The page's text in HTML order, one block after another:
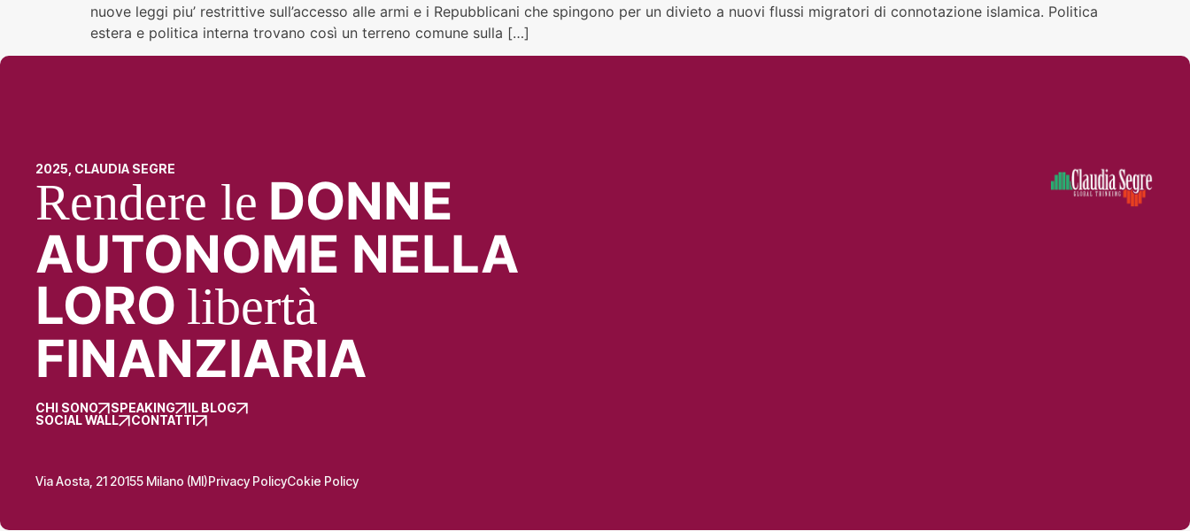
nuove leggi piu’ restrittive sull’accesso alle armi e i Repubblicani che spingono per un divieto a nuovi flussi migratori di connotazione islamica. Politica
estera e politica interna trovano così un terreno comune sulla […]
2025, CLAUDIA SEGRE
Rendere le DONNE
AUTONOME NELLA
LORO libertà
FINANZIARIA
CHI SONO SPEAKING
IL BLOG
SOCIAL WALL
CONTATTI
Via Aosta, 21 20155 Milano (MI)Privacy PolicyCokie Policy